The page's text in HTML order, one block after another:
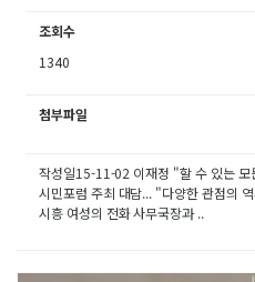
조회수
1340
첨부파일
작성일15-11-02 이재정 "할 수 있는
시민포럼 주최 대담... "다양한 관점의
시흥 여성의 전화 사무국장과 ..